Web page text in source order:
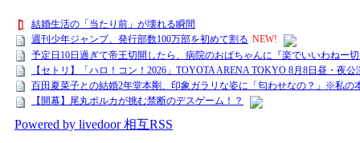
結婚生活の「当たり前」が壊れる瞬間
週刊少年ジャンプ、発行部数100万部を初めて割る NEW!
予定日10日過ぎて帝王切開したら、病院のおばちゃんに『楽でいいわねー
【セトリ】「ハロ！コン！2026」TOYOTA ARENA TOKYO 8月8日昼・夜
百田夏菜子との結婚2年堂本剛、印象ガラリな姿に「匂わせなの？」※私の
【開幕】尾丸ポルカが挑む禁断のデスゲーム！？
Powered by livedoor 相互RSS